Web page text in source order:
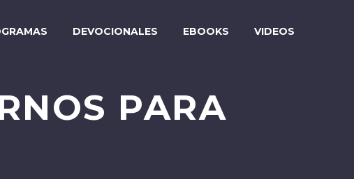
DEVOCIONALES EBOOKS VIDEOS
PARA